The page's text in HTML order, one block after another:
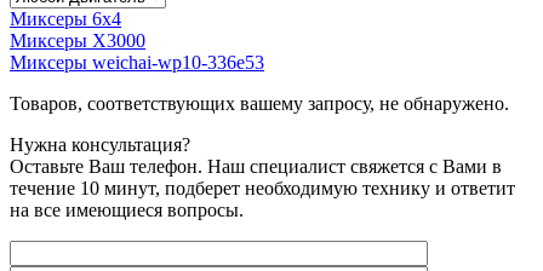
Миксеры 6x4
Миксеры X3000
Миксеры weichai-wp10-336e53
Товаров, соответствующих вашему запросу, не обнаружено.
Нужна консультация?
Оставьте Ваш телефон. Наш специалист свяжется с Вами в
течение 10 минут, подберет необходимую технику и ответит
на все имеющиеся вопросы.